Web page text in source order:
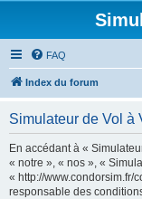
FAQ
Index du forum
Simulateur de Vol à
En accédant à «
« notre », « nos », «
« http://www.condorsim.fr/
responsable des